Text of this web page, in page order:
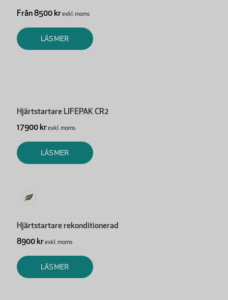
Från 8500 krexkl. moms
LÄS MER
Hjärtstartare LIFEPAK CR2
17900 krexkl. moms
LÄS MER
Hjärtstartare rekonditionerad
8900 krexkl. moms
LÄS MER